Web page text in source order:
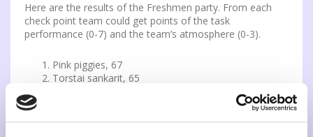
Here are the results of the Freshmen party. From each
check point team could get points of the task
performance (0-7) and the team’s atmosphere (0-3).
Pink piggies, 67
Torstai sankarit, 65